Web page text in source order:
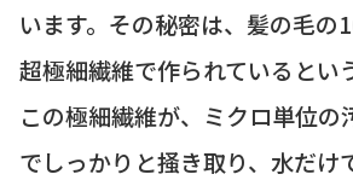
います。その秘密は、髪の毛の
超極細繊維で作られているとい
この極細繊維が、ミクロ単位の
でしっかりと掻き取り、水だけ